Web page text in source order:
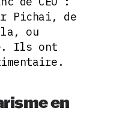
Pichai, de
ou
Ils ont
en